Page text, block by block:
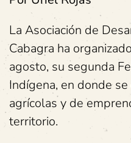
La Asociación de
Cabagra ha
agosto, su segunda
Indígena, en donde
agrícolas y de
territorio.